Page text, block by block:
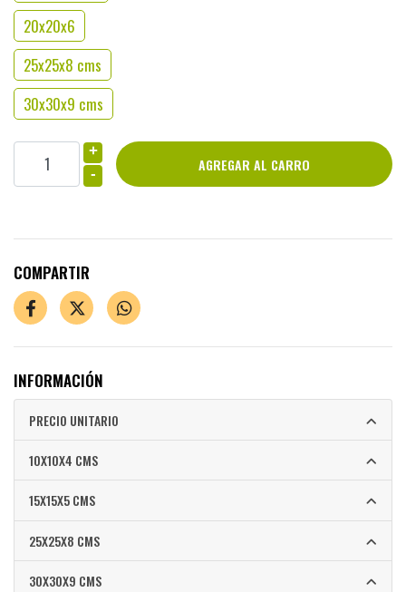
20x20x6
25x25x8 cms
30x30x9 cms
+
-
COMPARTIR
INFORMACIÓN
PRECIO UNITARIO
10X10X4 CMS
15X15X5 CMS
25X25X8 CMS
30X30X9 CMS